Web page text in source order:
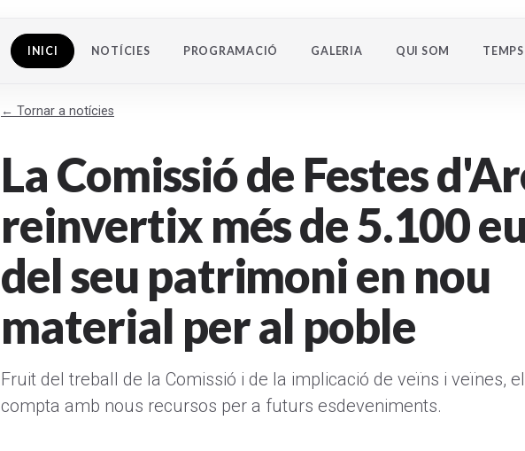
INICI NOTÍCIES PROGRAMACIÓ GALERIA QUI SOM TEMPS
← Tornar a notícies
La Comissió de Festes
reinvertix més de 5.100
del seu patrimoni en nou
material per al poble
Fruit del treball de la Comissió i de la implicació de veïns i veïnes,
compta amb nous recursos per a futurs esdeveniments.